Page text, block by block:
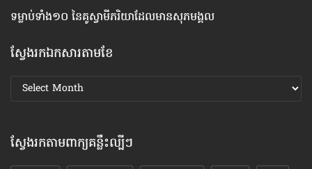
ទម្លាប់​ទាំង១០ នៃ​គូ​ស្វាមី​ភរិយា​ដែល​មាន​សុភមង្គល
ស្វែងរកឯកសារតាមខែ
ស្វែងរក
ឯកសារ
ស្វែងរកតាមពាក្យគន្លឹះល្បីៗ